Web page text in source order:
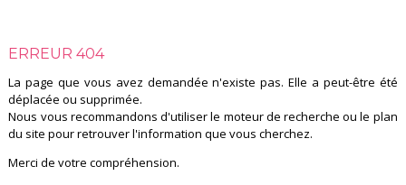
ERREUR 404
La page que vous avez demandée n'existe pas. Elle a peut-être été
déplacée ou supprimée.
Nous vous recommandons d'utiliser le moteur de recherche ou le plan
du site pour retrouver l'information que vous cherchez.
Merci de votre compréhension.